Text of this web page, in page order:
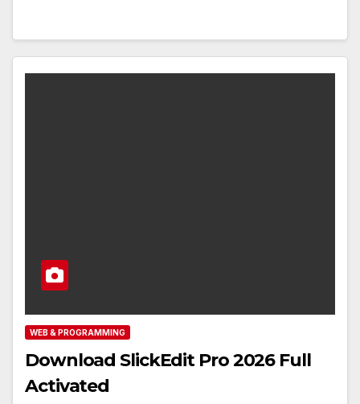
WEB & PROGRAMMING
Download SlickEdit Pro 2026 Full
Activated